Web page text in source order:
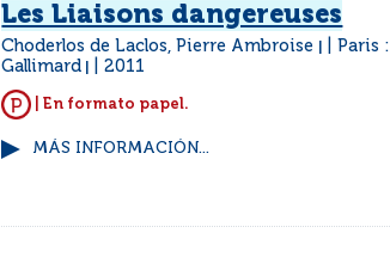
Les Liaisons dangereuses
Choderlos de Laclos, Pierre Ambroise
Paris :
Gallimard
2011
| En formato papel.
MÁS INFORMACIÓN...